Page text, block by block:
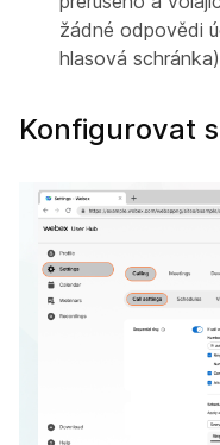
žádné odpovědi
hlasová
Konfigurovat